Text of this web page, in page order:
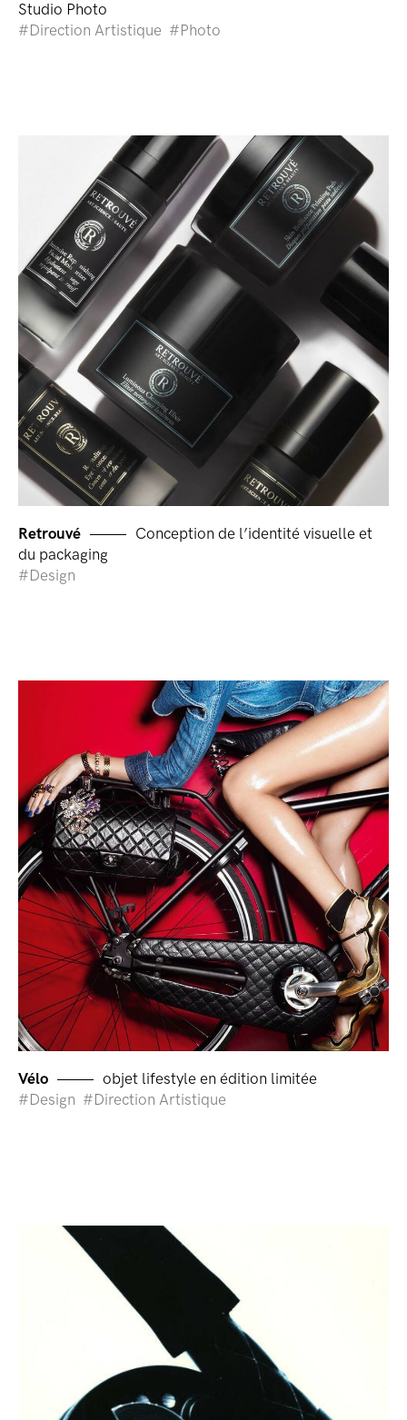
Studio Photo
Direction Artistique
Photo
Retrouvé
Conception de l’identité visuelle et
du packaging
Design
Vélo
objet lifestyle en édition limitée
Design
Direction Artistique